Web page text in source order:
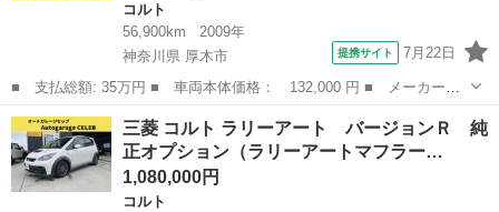
コルト
56,900km
2009年
神奈川県 厚木市
提携サイト 7月22日
■ 支払総額: 35万円 ■ 車両本体価格： 132,000 円 ■ メーカー
名： 三菱 ■ 車種名： コルト ■ グレード名： １．３ＲＸ Ｈ
ＤＤナビ ＤＶＤ ＥＴＣ キーレス 走行距離５６９００キロ ワ
ンオーナー 記録...
神奈川 厚木市 コルト
三菱 コルト ラリーアート バージョンＲ 純
正オプション（ラリーアートマフラー…
1,080,000円
コルト